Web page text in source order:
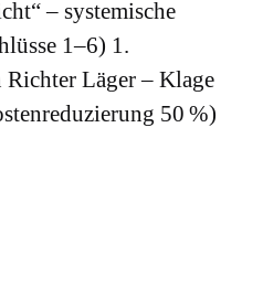
– systemische
1–6) 1.
Läger – Klage
50 %)